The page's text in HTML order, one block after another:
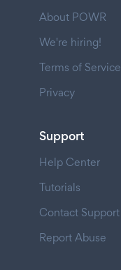
About POWR
We're hiring!
Terms of Service
Privacy
Support
Help Center
Tutorials
Contact Support
Report Abuse